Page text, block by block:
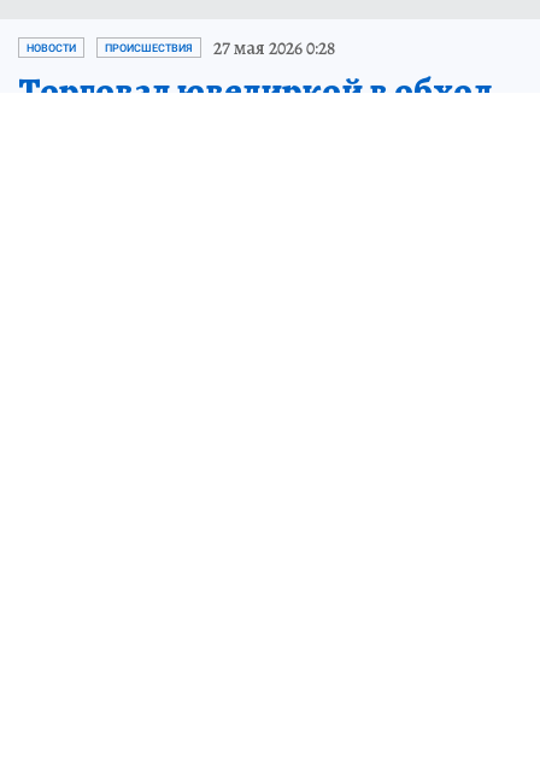
НОВОСТИ ПРОИСШЕСТВИЯ 27 мая 2026 0:28
Торговал ювелиркой в обход